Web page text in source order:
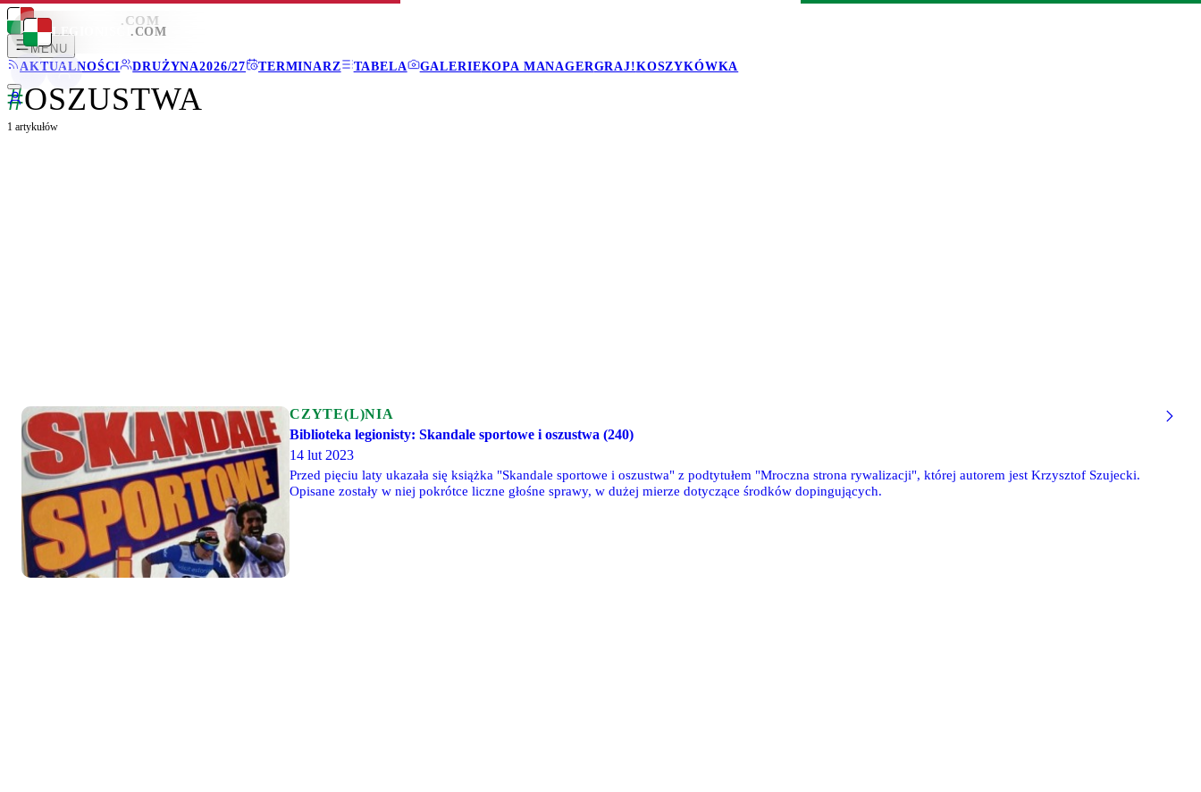
LEGIONISCI .COM
MENU
AKTUALNOŚCI
DRUŻYNA2026/27 TERMINARZ TABELA GALERIEKOPA MANAGERGRAJ!KOSZYKÓWKA
LEGIONISCI .COM
#OSZUSTWA
1 artykułów
CZYTE(L)NIA
Biblioteka legionisty: Skandale sportowe i oszustwa (240)
14 lut 2023
Przed pięciu laty ukazała się książka "Skandale sportowe i oszustwa" z podtytułem "Mroczna strona rywalizacji", której autorem jest Krzysztof Szujecki.
Opisane zostały w niej pokrótce liczne głośne sprawy, w dużej mierze dotyczące środków dopingujących.